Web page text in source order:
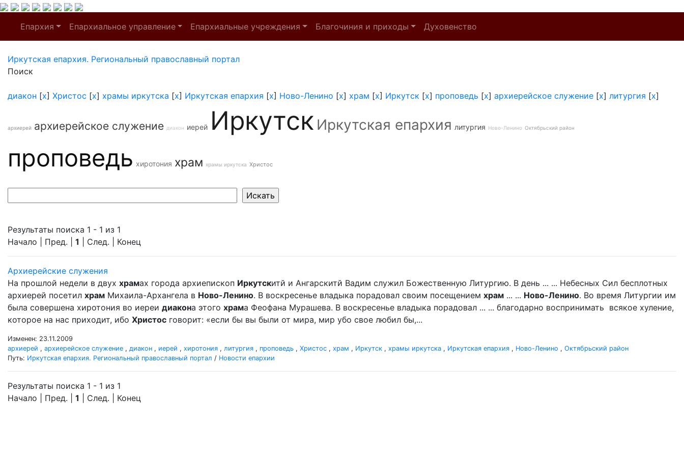
Епархия Епархиальное управление Епархиальные учреждения Благочиния и приходы Духовенство
Иркутская епархия. Региональный православный портал
Поиск
диакон [x] Христос [x] храмы иркутска [x] Иркутская епархия [x] Ново-Ленино [x] храм [x] Иркутск [x] проповедь [x] архиерейское служение [x] литургия [x]
архиерей архиерейское служение диакон иерей Иркутск Иркутская епархия литургия Ново-Ленино Октябрьский район
проповедь хиротония храм храмы иркутска Христос
Результаты поиска 1 - 1 из 1
Начало | Пред. | 1 | След. | Конец
Архиерейские служения
На прошлой недели в двух храмах города архиепископ Иркутскитй и Ангарскитй Вадим служил Божественную Литургию. В день ... ... Небесных Сил бесплотных
архиерей посетил храм Михаила-Архангела в Ново-Ленино. В воскресенье владыка порадовал своим посещением храм ... ... Ново-Ленино. Во время Литургии им
была совершена хиротония во иереи диакона этого храма Феофана Мурашева. В воскресенье владыка порадовал ... ... благодарно воспринимать всякое хуление,
которое на нас приходит, ибо Христос говорит: «если бы вы были от мира, мир убо свое любил бы,...
Изменен: 23.11.2009
архиерей , архиерейское служение , диакон , иерей , хиротония , литургия , проповедь , Христос , храм , Иркутск , храмы иркутска , Иркутская епархия , Ново-Ленино , Октябрьский район
Путь: Иркутская епархия. Региональный православный портал / Новости епархии
Результаты поиска 1 - 1 из 1
Начало | Пред. | 1 | След. | Конец